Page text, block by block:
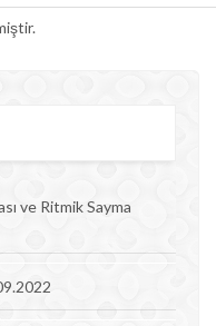
ve Ritmik Sayma